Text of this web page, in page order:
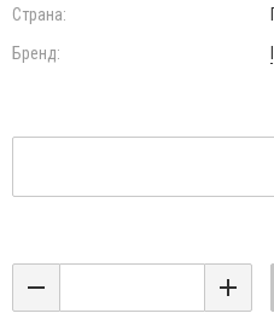
Страна:
Бренд: